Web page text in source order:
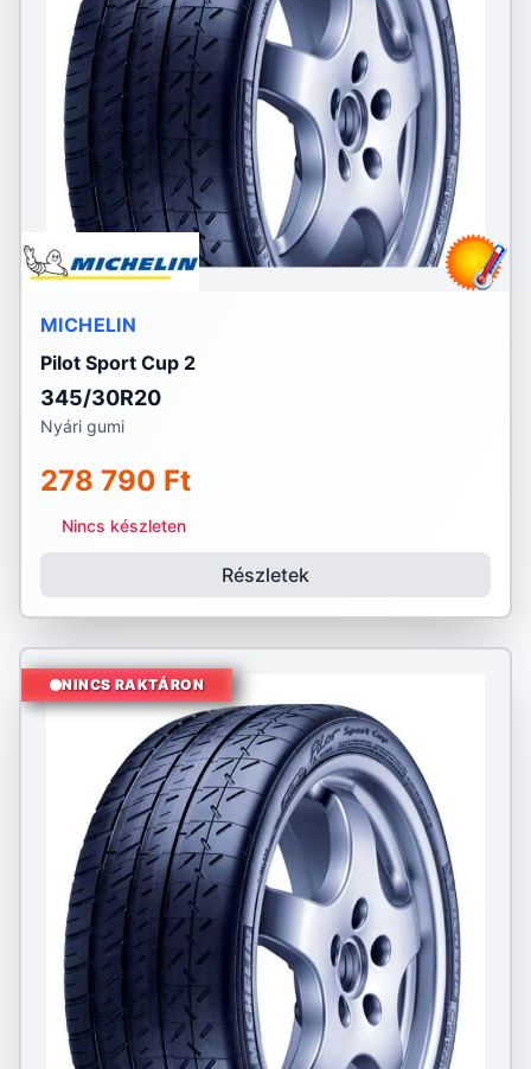
MICHELIN
Pilot Sport Cup 2
345/30R20
Nyári gumi
278 790 Ft
Nincs készleten
Részletek
NINCS RAKTÁRON